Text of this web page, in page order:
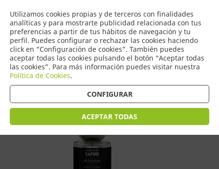
Utilizamos cookies propias y de terceros con finalidades
analíticas y para mostrarte publicidad relacionada con tus
preferencias a partir de tus hábitos de navegación y tu
perfil. Puedes configurar o rechazar las cookies haciendo
click en “Configuración de cookies”. También puedes
aceptar todas las cookies pulsando el botón “Aceptar todas
las cookies”. Para más información puedes visitar nuestra
Política de Cookies.
CONFIGURAR
ACEPTAR TODAS
0
COMERCIO
DE TORRIJOS
Tienda > Perfumes > Saphir Hombre